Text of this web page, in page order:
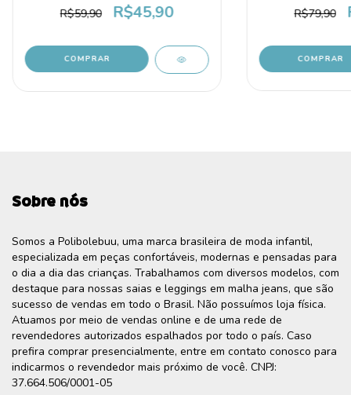
R$59,90 R$45,90
COMPRAR
R$79,90
COMPRAR
Sobre nós
Somos a Polibolebuu, uma marca brasileira de moda infantil,
especializada em peças confortáveis, modernas e pensadas para
o dia a dia das crianças. Trabalhamos com diversos modelos, com
destaque para nossas saias e leggings em malha jeans, que são
sucesso de vendas em todo o Brasil. Não possuímos loja física.
Atuamos por meio de vendas online e de uma rede de
revendedores autorizados espalhados por todo o país. Caso
prefira comprar presencialmente, entre em contato conosco para
indicarmos o revendedor mais próximo de você. CNPJ:
37.664.506/0001-05